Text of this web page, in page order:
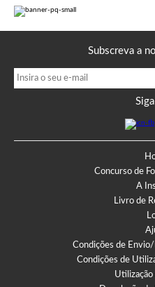
Subscreva a
Concurso de
A
Livro de
Condições de
Condições de
Utilização